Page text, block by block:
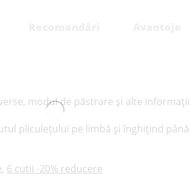
modul de păstrare și alte
pliculețului pe limbă și înghițind
, 6 cutii -20% reducere